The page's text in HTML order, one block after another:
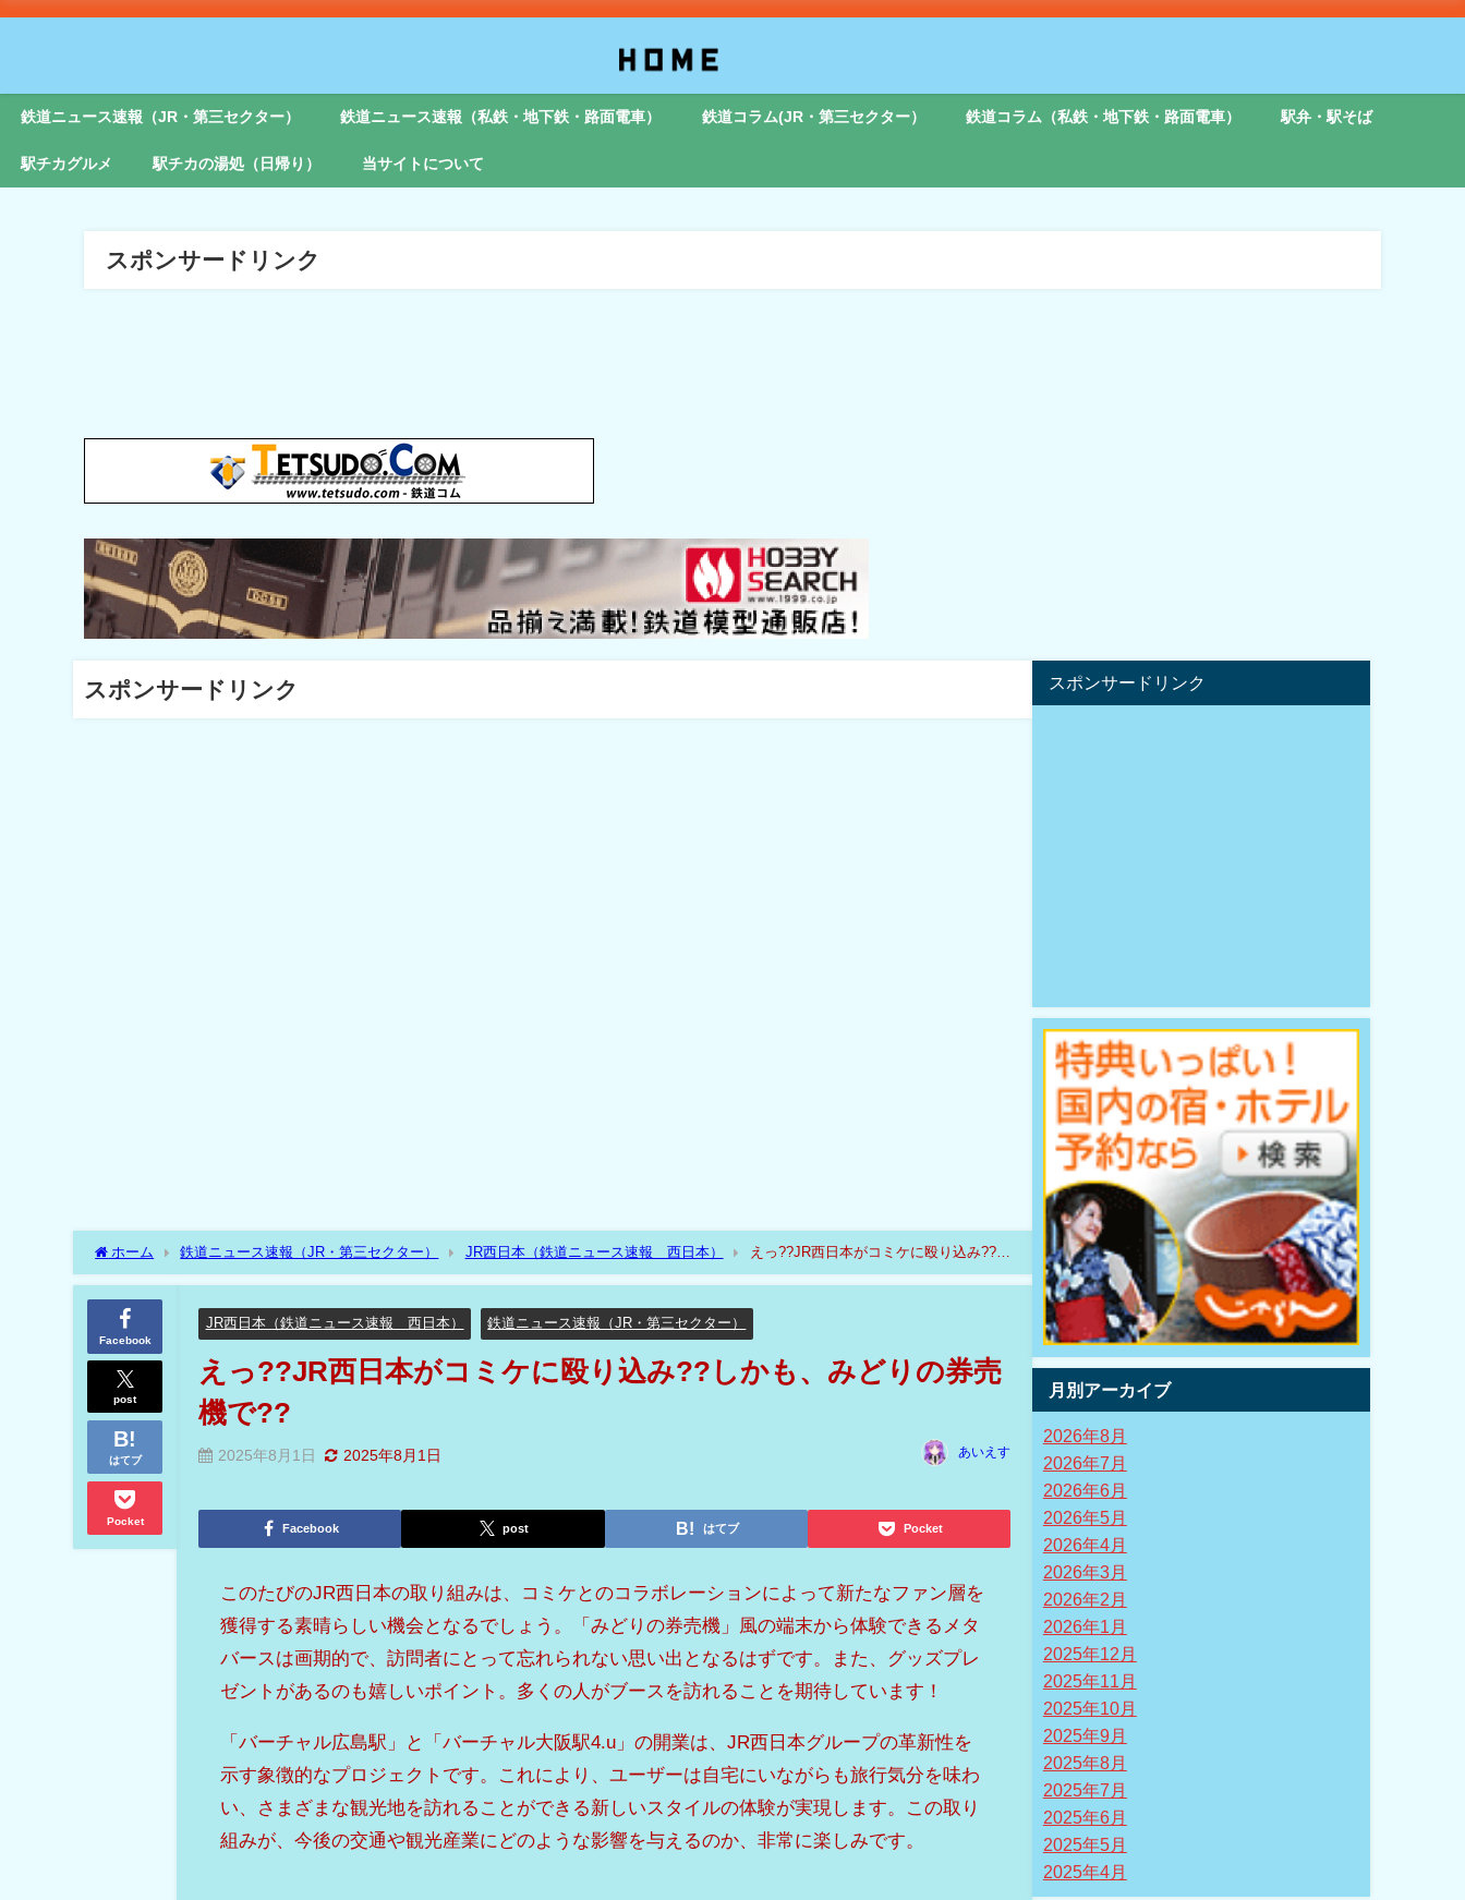
鉄道ニュース速報（JR・第三セクター） 鉄道ニュース速報（私鉄・地下鉄・路面電車） 鉄道コラム(JR・第三セクター） 鉄道コラム（私鉄・地下鉄・路面電車） 駅弁・駅そば
駅チカグルメ 駅チカの湯処（日帰り） 当サイトについて
スポンサードリンク
スポンサードリンク
ホーム 鉄道ニュース速報（JR・第三セクター） JR西日本（鉄道ニュース速報 西日本）
えっ??JR西日本がコミケに殴り込み??し
かも、みどりの券売機で??
Facebook
post
はてブ
Pocket
JR西日本（鉄道ニュース速報 西日本） 鉄道ニュース速報（JR・第三セクター）
えっ??JR西日本がコミケに殴り込み??しかも、みどりの券売
機で??
2025年8月1日 2025年8月1日 あいえす
Facebook post はてブ Pocket
このたびのJR西日本の取り組みは、コミケとのコラボレーションによって新たなファン層を
獲得する素晴らしい機会となるでしょう。「みどりの券売機」風の端末から体験できるメタ
バースは画期的で、訪問者にとって忘れられない思い出となるはずです。また、グッズプレ
ゼントがあるのも嬉しいポイント。多くの人がブースを訪れることを期待しています！
「バーチャル広島駅」と「バーチャル大阪駅4.u」の開業は、JR西日本グループの革新性を
示す象徴的なプロジェクトです。これにより、ユーザーは自宅にいながらも旅行気分を味わ
い、さまざまな観光地を訪れることができる新しいスタイルの体験が実現します。この取り
組みが、今後の交通や観光産業にどのような影響を与えるのか、非常に楽しみです。
スポンサードリンク
月別アーカイブ
2026年8月
2026年7月
2026年6月
2026年5月
2026年4月
2026年3月
2026年2月
2026年1月
2025年12月
2025年11月
2025年10月
2025年9月
2025年8月
2025年7月
2025年6月
2025年5月
2025年4月